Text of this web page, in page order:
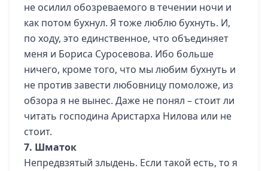
не осилил обозреваемого в течении ночи и
как потом бухнул. Я тоже люблю бухнуть. И,
по ходу, это единственное, что объединяет
меня и Бориса Суросевова. Ибо больше
ничего, кроме того, что мы любим бухнуть и
не против завести любовницу помоложе, из
обзора я не вынес. Даже не понял – стоит ли
читать господина Аристарха Нилова или не
стоит.
7. Шматок
Непредвзятый злыдень. Если такой есть, то я